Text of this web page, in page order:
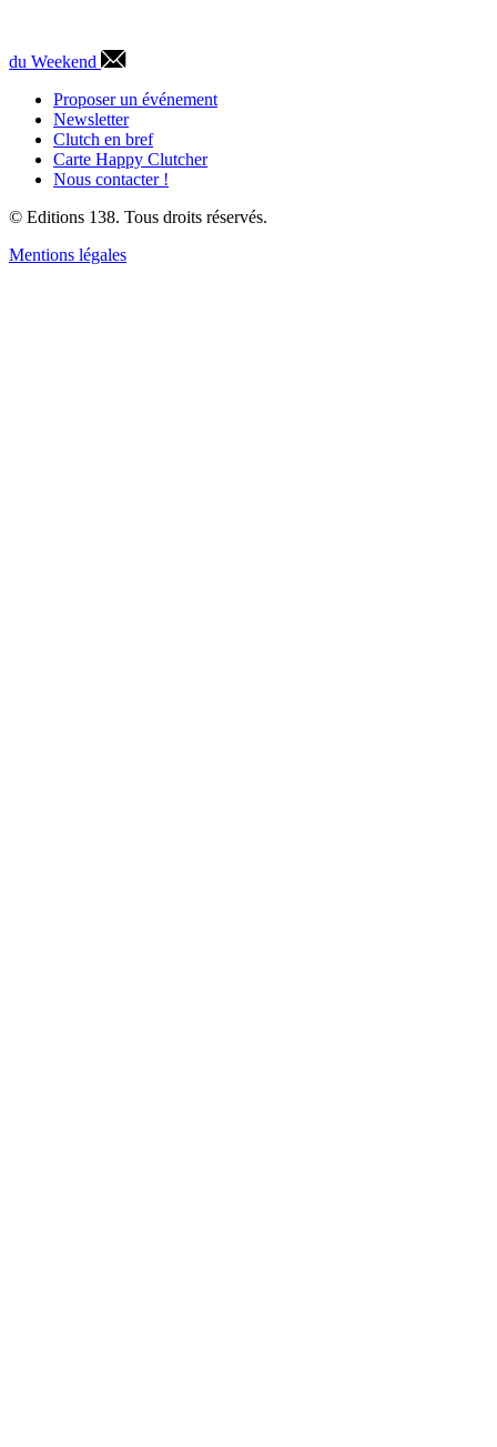
du Weekend
Proposer un événement
Newsletter
Clutch en bref
Carte Happy Clutcher
Nous contacter !
© Editions 138. Tous droits réservés.
Mentions légales